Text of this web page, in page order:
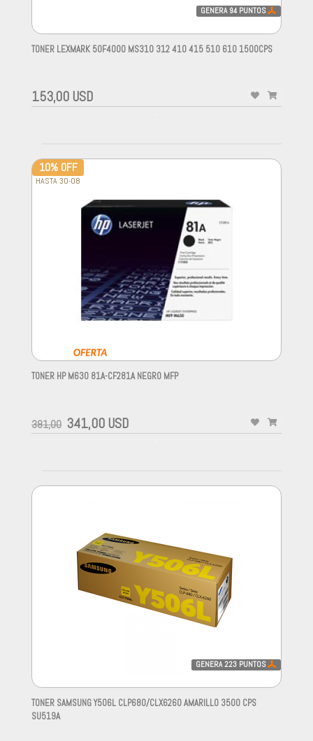
GENERA 94 PUNTOS
TONER LEXMARK 50F4000 MS310 312 410 415 510 610 1500CPS
153,00 USD
10% OFF
HASTA 30-08
TONER HP M630 81A-CF281A NEGRO MFP
381,00 341,00 USD
GENERA223 PUNTOS
TONER SAMSUNG Y506L CLP680/CLX6260 AMARILLO 3500 CPS
SU519A